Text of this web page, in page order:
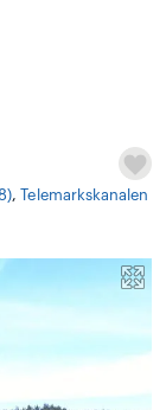
,Telemarkskanalen